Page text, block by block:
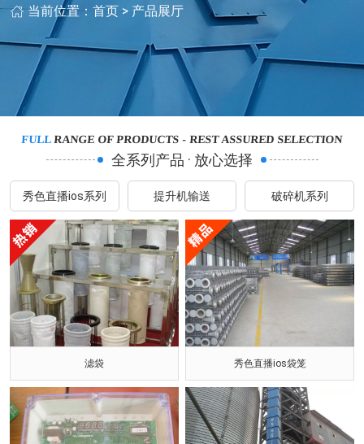
当前位置： 首页> 产品展厅
FULLRANGE OF PRODUCTS - REST ASSURED SELECTION
全系列产品 · 放心选择
秀色直播ios系列 提升机输送 破碎机系列
滤袋 秀色直播ios袋笼